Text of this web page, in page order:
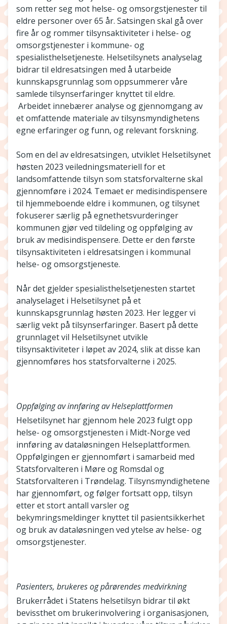
som retter seg mot helse- og omsorgstjenester til
eldre personer over 65 år. Satsingen skal gå over
fire år og rommer tilsynsaktiviteter i helse- og
omsorgstjenester i kommune- og
spesialisthelsetjeneste. Helsetilsynets analyselag
bidrar til eldresatsingen med å utarbeide
kunnskapsgrunnlag som oppsummerer våre
samlede tilsynserfaringer knyttet til eldre.
Arbeidet innebærer analyse og gjennomgang av
et omfattende materiale av tilsynsmyndighetens
egne erfaringer og funn, og relevant forskning.
Som en del av eldresatsingen, utviklet Helsetilsynet
høsten 2023 veiledningsmateriell for et
landsomfattende tilsyn som statsforvalterne skal
gjennomføre i 2024. Temaet er medisindispensere
til hjemmeboende eldre i kommunen, og tilsynet
fokuserer særlig på egnethetsvurderinger
kommunen gjør ved tildeling og oppfølging av
bruk av medisindispensere. Dette er den første
tilsynsaktiviteten i eldresatsingen i kommunal
helse- og omsorgstjeneste.
Når det gjelder spesialisthelsetjenesten startet
analyselaget i Helsetilsynet på et
kunnskapsgrunnlag høsten 2023. Her legger vi
særlig vekt på tilsynserfaringer. Basert på dette
grunnlaget vil Helsetilsynet utvikle
tilsynsaktiviteter i løpet av 2024, slik at disse kan
gjennomføres hos statsforvalterne i 2025.
Oppfølging av innføring av Helseplattformen
Helsetilsynet har gjennom hele 2023 fulgt opp
helse- og omsorgstjenesten i Midt-Norge ved
innføring av dataløsningen Helseplattformen.
Oppfølgingen er gjennomført i samarbeid med
Statsforvalteren i Møre og Romsdal og
Statsforvalteren i Trøndelag. Tilsynsmyndighetene
har gjennomført, og følger fortsatt opp, tilsyn
etter et stort antall varsler og
bekymringsmeldinger knyttet til pasientsikkerhet
og bruk av dataløsningen ved ytelse av helse- og
omsorgstjenester.
Pasienters, brukeres og pårørendes medvirkning
Brukerrådet i Statens helsetilsyn bidrar til økt
bevissthet om brukerinvolvering i organisasjonen,